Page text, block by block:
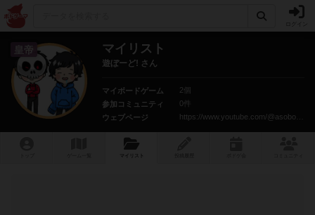
皇帝 マイリスト
遊ぼーど! さん
マイボードゲーム
2個
参加コミュニティ
0件
ウェブページ
マイリスト